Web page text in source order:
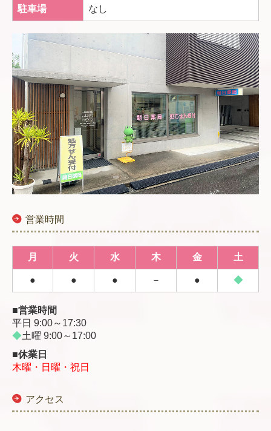
駐車場 なし
営業時間
月 火 水 木 金 土
● ● ● － ● ◆
■営業時間
平日 9:00～ 17:30
◆土曜 9:00～ 17:00
■休業日
木曜・日曜・祝日
アクセス